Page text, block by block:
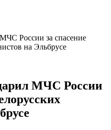
России за спасение
на Эльбрусе
МЧС России